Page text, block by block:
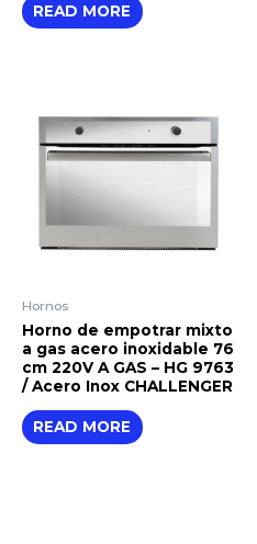
READ MORE
Hornos
Horno de empotrar mixto
a gas acero inoxidable 76
cm 220V A GAS – HG 9763
/ Acero Inox CHALLENGER
READ MORE